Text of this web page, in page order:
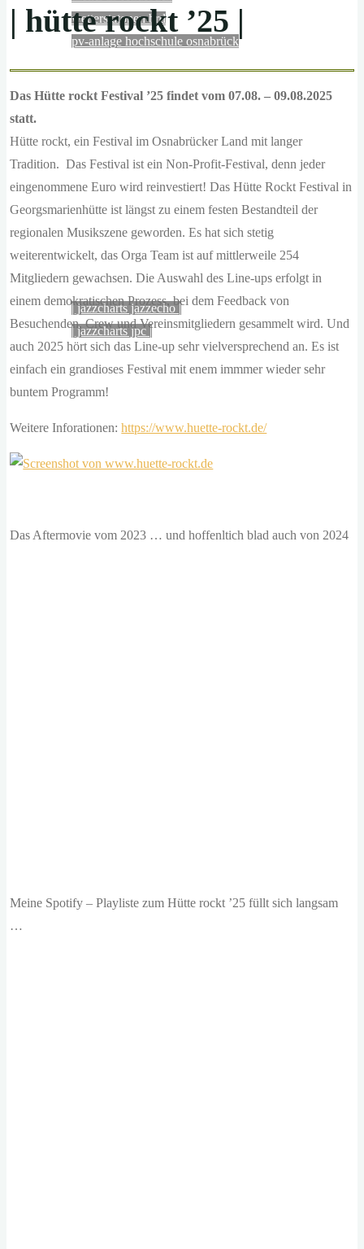
stunden
mehr
energie
von
der
sonne,
als
die
menschheit
in
einem
ganzen
jahr
verbraucht.
zitat:
gerhard
knie
wetterstatonen brd
pv-anlage hochschule osnabrück
schon gesehen …?
jazzpages
| jazzcharts jazzecho |
| jazzcharts jpc |
| hütte rockt ’25 |
Das Hütte rockt Festival ’25 findet vom 07.08. – 09.08.2025
statt.
Hütte rockt, ein Festival im Osnabrücker Land mit langer
Tradition. Das Festival ist ein Non-Profit-Festival, denn jeder
eingenommene Euro wird reinvestiert! Das Hütte Rockt Festival in
Georgsmarienhütte ist längst zu einem festen Bestandteil der
regionalen Musikszene geworden. Es hat sich stetig
weiterentwickelt, das Orga Team ist auf mittlerweile 254
Mitgliedern gewachsen. Die Auswahl des Line-ups erfolgt in
einem demokratischen Prozess, bei dem Feedback von
Besuchenden, Crew und Vereinsmitgliedern gesammelt wird. Und
auch 2025 hört sich das Line-up sehr vielversprechend an. Es ist
einfach ein grandioses Festival mit enem immmer wieder sehr
buntem Programm!
Weitere Inforationen:https://www.huette-rockt.de/
Das Aftermovie vom 2023 … und hoffenltich blad auch von 2024
Meine Spotify – Playliste zum Hütte rockt ’25 füllt sich langsam
…